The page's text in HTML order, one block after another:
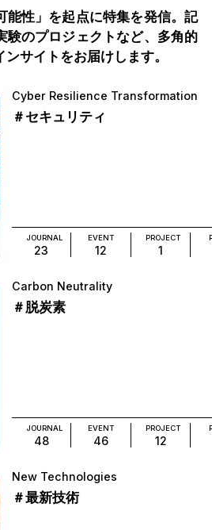
能性」を起点に特集を発信。記
験のプロジェクトなど、多角的
サイトをお届けします。
Cyber Resilience Transformation
＃セキュリティ
JOURNAL
23
EVENT
12
PROJECT
1
Carbon Neutrality
＃脱炭素
JOURNAL
48
EVENT
46
PROJECT
12
New Technologies
＃最新技術